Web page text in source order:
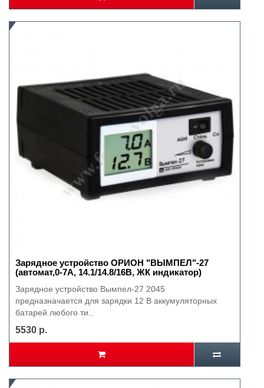
Зарядное устройство ОРИОН "ВЫМПЕЛ"-27
(автомат,0-7А, 14.1/14.8/16В, ЖК индикатор)
Зарядное устройство Вымпел-27 2045
предназначается для зарядки 12 В аккумуляторных
батарей любого ти..
5530 р.